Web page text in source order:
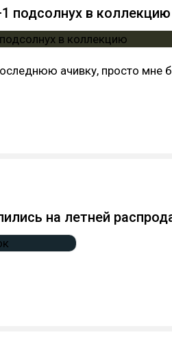
подсолнух в коллекцию
ачивку, просто мне
на летней